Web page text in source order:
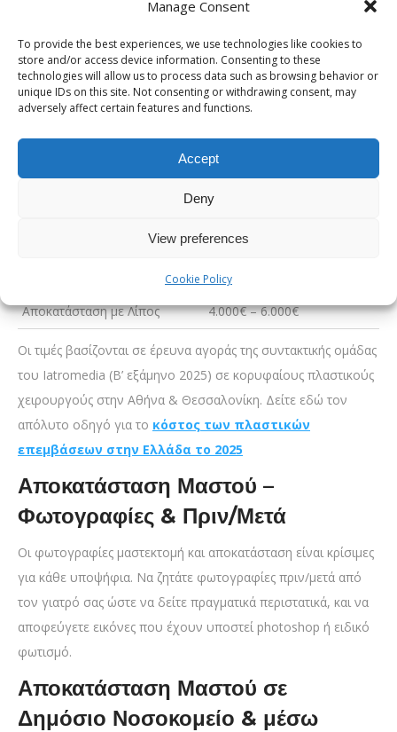
Manage Consent
To provide the best experiences, we use technologies like cookies to
store and/or access device information. Consenting to these
technologies will allow us to process data such as browsing behavior or
unique IDs on this site. Not consenting or withdrawing consent, may
adversely affect certain features and functions.
Accept
Deny
View preferences
Cookie Policy
Τι κοστίζει η αποκατάσταση
μαστού στην Ελλάδα (2025)
Μέθοδος Ενδεικτικό Κόστος
4.500€ – 6.500€
6.000€ – 10.000€
Συνδυαστική Αποκατάσταση 5.000€ – 8.000€
Αποκατάσταση με Λίπος 4.000€ – 6.000€
Οι τιμές βασίζονται σε έρευνα αγοράς της συντακτικής ομάδας
του Iatromedia (Β’ εξάμηνο 2025) σε κορυφαίους πλαστικούς
χειρουργούς στην Αθήνα & Θεσσαλονίκη. Δείτε εδώ τον
απόλυτο οδηγό για το κόστος των πλαστικών
επεμβάσεων στην Ελλάδα το 2025
Αποκατάσταση Μαστού –
Φωτογραφίες & Πριν/Μετά
Οι φωτογραφίες μαστεκτομή και αποκατάσταση είναι κρίσιμες
για κάθε υποψήφια. Να ζητάτε φωτογραφίες πριν/μετά από
τον γιατρό σας ώστε να δείτε πραγματικά περιστατικά, και να
αποφεύγετε εικόνες που έχουν υποστεί photoshop ή ειδικό
φωτισμό.
Αποκατάσταση Μαστού σε
Δημόσιο Νοσοκομείο & μέσω